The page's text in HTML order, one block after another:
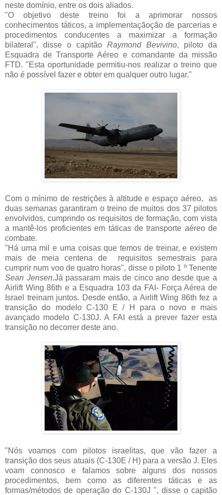
neste domínio, entre os dois aliados.
"O objetivo deste treino foi a aprimorar nossos
conhecimentos táticos, a implementaçãoção de parcerias e
procedimentos conducentes a maximizar a formação
bilateral", disse o capitão Raymond Bevivino, piloto da
Esquadra de Transporte Aéreo e comandante da missão
FTD."Esta oportunidade permitiu-nos realizar o treino que
não é possível fazer e obter em qualquer outro lugar."
Com o mínimo de restrições à altitude e espaço aéreo, as
duas semanas garantiram o treino de muitos dos 37 pilotos
envolvidos, cumprindo os requisitos de formação, com vista
a mantê-los proficientes em táticas de transporte aéreo de
combate.
"Há uma mil e uma coisas que temos de treinar, e existem
mais de meia centena de requisitos semestrais para
cumprir num voo de quatro horas", disse o piloto 1 º Tenente
Sean Jensen.Já passaram mais de cinco ano desde que a
Airlift Wing 86th e a Esquadra 103 da FAI- Força Aérea de
Israel treinam juntos. Desde então, a Airlift Wing 86th fez a
transição do modelo C-130 E / H para o novo e mais
avançado modelo C-130J.A FAI está a prever fazer esta
transição no decorrer deste ano.
"Nós voamos com pilotos israelitas, que vão fazer a
transição dos seus atuais (C-130E / H) para a versão J. Eles
voam connosco e falamos sobre alguns dos nossos
procedimentos, bem como as diferentes táticas e as
formas/métodos de operação do C-130J ", disse o capitão